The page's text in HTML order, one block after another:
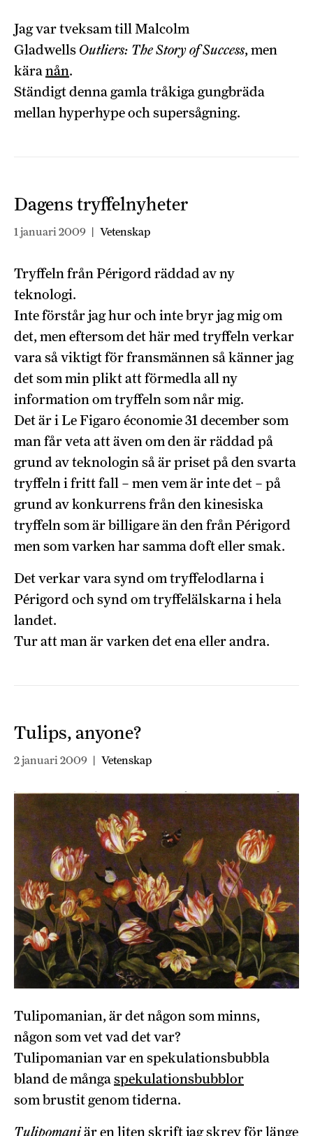
Jag var tveksam till Malcolm
Gladwells Outliers: The Story of Success, men
kära nån.
Ständigt denna gamla tråkiga gungbräda
mellan hyperhype och supersågning.
Dagens tryffelnyheter
1 januari 2009 | Vetenskap
Tryffeln från Périgord räddad av ny
teknologi.
Inte förstår jag hur och inte bryr jag mig om
det, men eftersom det här med tryffeln verkar
vara så viktigt för fransmännen så känner jag
det som min plikt att förmedla all ny
information om tryffeln som når mig.
Det är i Le Figaro économie 31 december som
man får veta att även om den är räddad på
grund av teknologin så är priset på den svarta
tryffeln i fritt fall – men vem är inte det – på
grund av konkurrens från den kinesiska
tryffeln som är billigare än den från Périgord
men som varken har samma doft eller smak.
Det verkar vara synd om tryffelodlarna i
Périgord och synd om tryffelälskarna i hela
landet.
Tur att man är varken det ena eller andra.
Tulips, anyone?
2 januari 2009 | Vetenskap
Tulipomanian, är det någon som minns,
någon som vet vad det var?
Tulipomanian var en spekulationsbubbla
bland de mångaspekulationsbubblor
som brustit genom tiderna.
Tulipomaniär en liten skrift jag skrev för länge